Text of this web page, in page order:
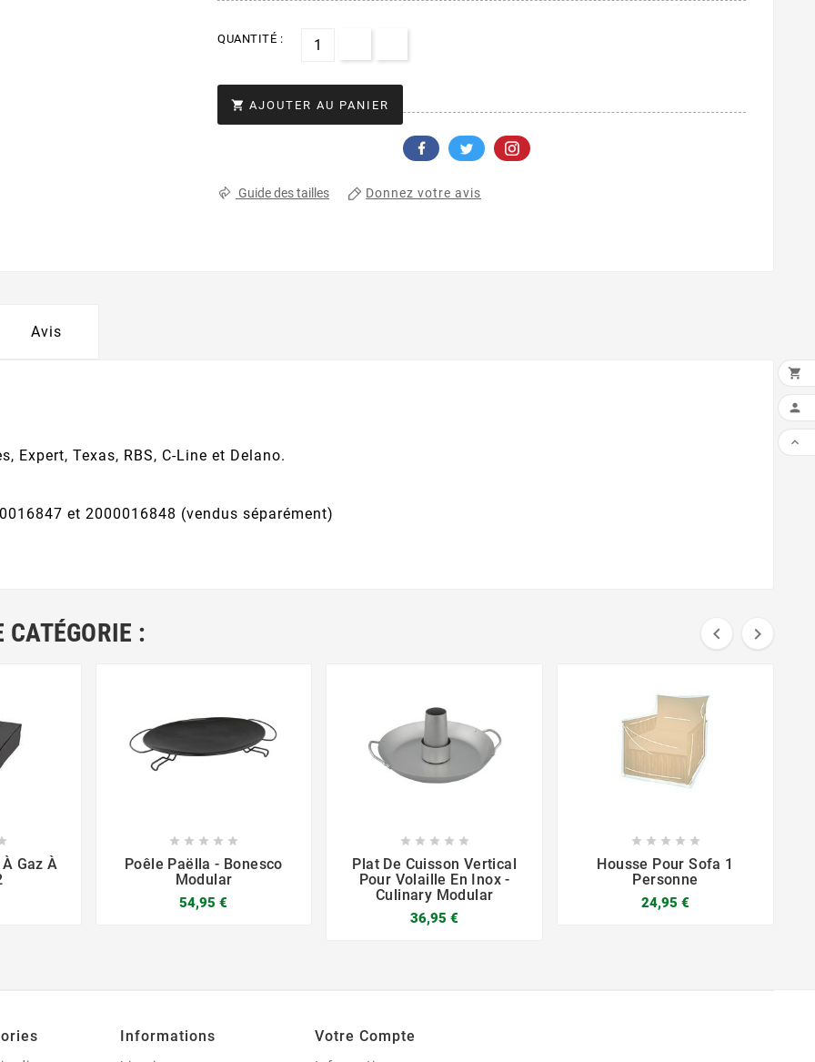
QUANTITÉ :
 AJOUTER AU PANIER
Guide des tailles Donnez votre avis
Avis
Expert, Texas, RBS, C-Line et Delano.
et 2000016848 (vendus séparément)
:  
Gaz À
    
Poêle Paëlla - Bonesco
Modular
54,95 €
    
Plat De Cuisson Vertical
Pour Volaille En Inox -
Culinary Modular
36,95 €
    
Housse Pour Sofa 1
Personne
24,95 €
Informations Votre Compte


